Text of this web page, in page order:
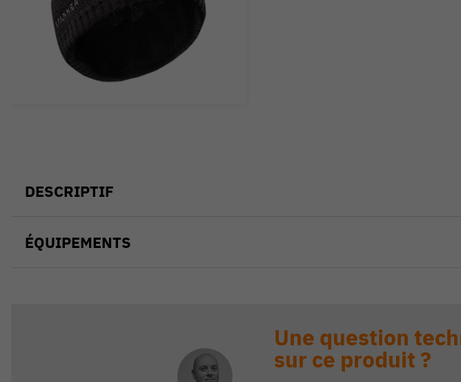
DESCRIPTIF
ÉQUIPEMENTS
Une question
sur ce produit ?